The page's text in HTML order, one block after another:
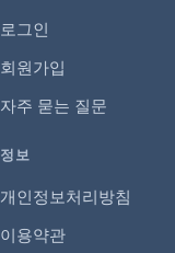
로그인
회원가입
자주 묻는 질문
정보
개인정보처리방침
이용약관